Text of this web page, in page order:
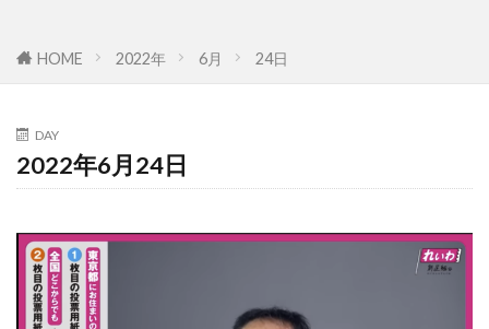
HOME 2022年 6月 24日
DAY
2022年6月24日